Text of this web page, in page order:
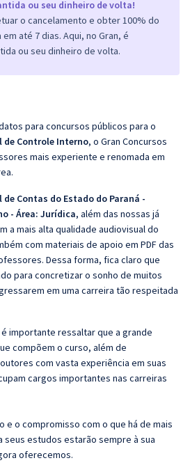
ou seu dinheiro de volta!
o cancelamento e obter 100% do
até 7 dias. Aqui, no Gran, é
ou seu dinheiro de volta.
para concursos públicos para o
Controle Interno, o Gran Concursos
mais experiente e renomada em
de Contas do Estado do Paraná -
- Área: Jurídica, além das nossas já
a mais alta qualidade audiovisual do
com materiais de apoio em PDF das
Dessa forma, fica claro que
para concretizar o sonho de muitos
em uma carreira tão respeitada
importante ressaltar que a grande
compõem o curso, além de
com vasta experiência em suas
cargos importantes nas carreiras
e o compromisso com o que há de mais
seus estudos estarão sempre à sua
oferecemos.